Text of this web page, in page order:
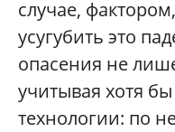
случае,
усугубить это
опасения не
учитывая хотя
технологии: по